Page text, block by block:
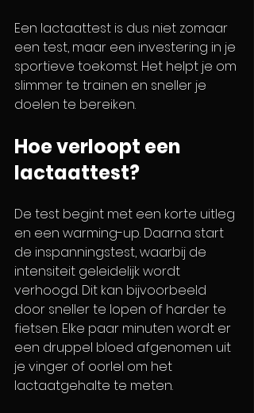
Een lactaattest is dus niet zomaar
een test, maar een investering in je
sportieve toekomst. Het helpt je om
slimmer te trainen en sneller je
doelen te bereiken.
Hoe verloopt een
lactaattest?
De test begint met een korte uitleg
en een warming-up. Daarna start
de inspanningstest, waarbij de
intensiteit geleidelijk wordt
verhoogd. Dit kan bijvoorbeeld
door sneller te lopen of harder te
fietsen. Elke paar minuten wordt er
een druppel bloed afgenomen uit
je vinger of oorlel om het
lactaatgehalte te meten.